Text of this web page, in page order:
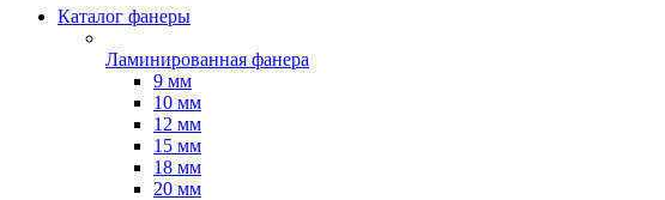
Каталог фанеры
Ламинированная фанера
9 мм
10 мм
12 мм
15 мм
18 мм
20 мм